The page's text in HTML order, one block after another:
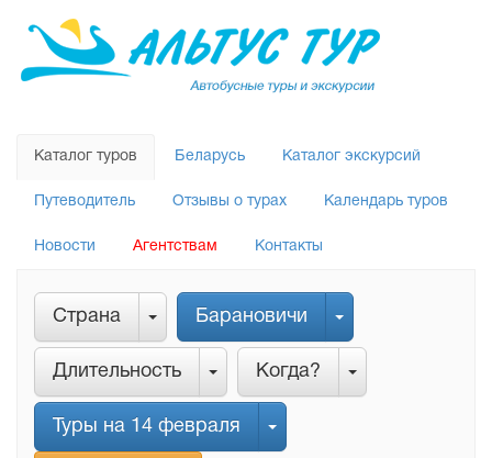
Каталог туров Беларусь Каталог экскурсий
Путеводитель Отзывы о турах Календарь туров
Новости Агентствам Контакты
Страна Барановичи
Длительность Когда?
Туры на 14 февраля